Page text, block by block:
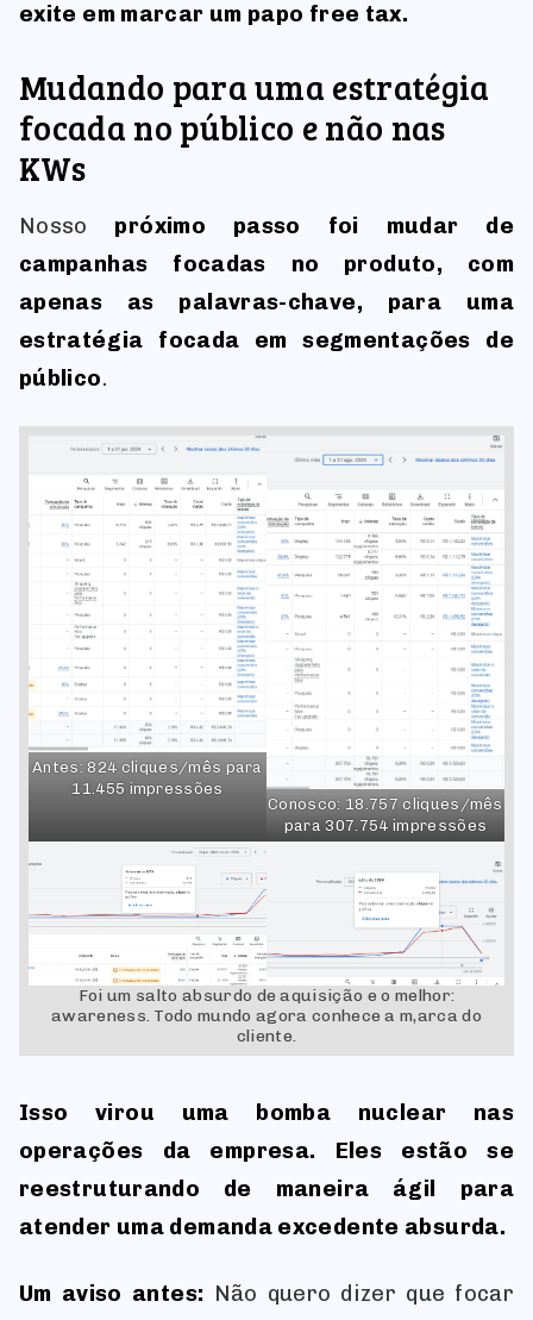
exite em marcar um papo free tax.
Mudando para uma estratégia
focada no público e não nas
KWs
Nosso próximo passo foi mudar de
campanhas focadas no produto, com
apenas as palavras-chave, para uma
estratégia focada em segmentações de
público.
Antes: 824 cliques/mês para
11.455 impressões
Conosco: 18.757 cliques/mês
para 307.754 impressões
Foi um salto absurdo de aquisição e o melhor:
awareness. Todo mundo agora conhece a m,arca do
cliente.
Isso virou uma bomba nuclear nas
operações da empresa. Eles estão se
reestruturando de maneira ágil para
atender uma demanda excedente absurda.
Um aviso antes: Não quero dizer que focar